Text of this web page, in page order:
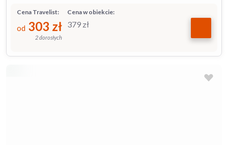
Cena w obiekcie:
379 zł
Cena Travelist:
od 303 zł
2 dorosłych